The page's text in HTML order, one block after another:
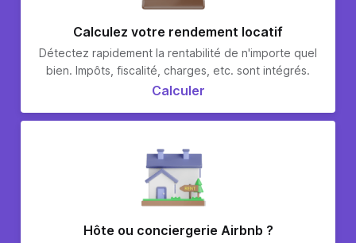
Calculez votre rendement locatif
Détectez rapidement la rentabilité de n'importe quel
bien. Impôts, fiscalité, charges, etc. sont intégrés.
Calculer
Hôte ou conciergerie Airbnb ?